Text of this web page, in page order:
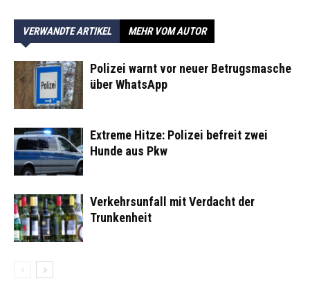
VERWANDTE ARTIKEL MEHR VOM AUTOR
Polizei warnt vor neuer Betrugsmasche
über WhatsApp
Extreme Hitze: Polizei befreit zwei
Hunde aus Pkw
Verkehrsunfall mit Verdacht der
Trunkenheit